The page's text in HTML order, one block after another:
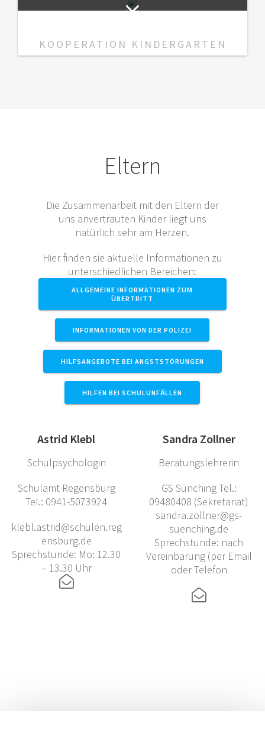
KOOPERATION KINDERGARTEN
Eltern
Die Zusammenarbeit mit den Eltern der
uns anvertrauten Kinder liegt uns
natürlich sehr am Herzen.
Hier finden sie aktuelle Informationen zu
unterschiedlichen Bereichen:
ALLGEMEINE INFORMATIONEN ZUM
ÜBERTRITT
INFORMATIONEN VON DER POLIZEI
HILFSANGEBOTE BEI ANGSTSTÖRUNGEN
HILFEN BEI SCHULUNFÄLLEN
Astrid Klebl
Schulpsychologin
Schulamt Regensburg
Tel.: 0941-5073924
klebl.astrid@schulen.reg
ensburg.de
Sprechstunde: Mo: 12.30
– 13.30 Uhr
Sandra Zollner
Beratungslehrerin
GS Sünching Tel.:
09480408 (Sekretariat)
sandra.zollner@gs-
suenching.de
Sprechstunde: nach
Vereinbarung (per Email
oder Telefon